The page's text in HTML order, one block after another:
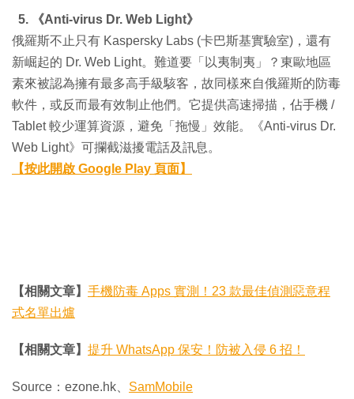
5. 《Anti-virus Dr. Web Light》
俄羅斯不止只有 Kaspersky Labs (卡巴斯基實驗室)，還有
新崛起的 Dr. Web Light。難道要「以夷制夷」？東歐地區
素來被認為擁有最多高手級駭客，故同樣來自俄羅斯的防毒
軟件，或反而最有效制止他們。它提供高速掃描，佔手機 /
Tablet 較少運算資源，避免「拖慢」效能。《Anti-virus Dr.
Web Light》可攔截滋擾電話及訊息。
【按此開啟 Google Play 頁面】
【相關文章】 手機防毒 Apps 實測！23 款最佳偵測惡意程
式名單出爐
【相關文章】 提升 WhatsApp 保安！防被入侵 6 招！
Source：ezone.hk、 SamMobile